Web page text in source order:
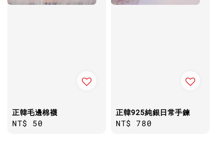
正韓毛邊棉襪
Regular
NT$ 50
正韓925純銀日常手鍊
Regular
NT$ 780